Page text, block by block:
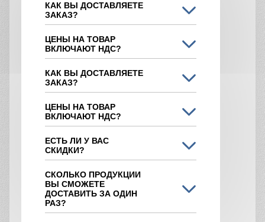
КАК ВЫ ДОСТАВЛЯЕТЕ
ЗАКАЗ?
ЦЕНЫ НА ТОВАР
ВКЛЮЧАЮТ НДС?
КАК ВЫ ДОСТАВЛЯЕТЕ
ЗАКАЗ?
ЦЕНЫ НА ТОВАР
ВКЛЮЧАЮТ НДС?
ЕСТЬ ЛИ У ВАС
СКИДКИ?
СКОЛЬКО ПРОДУКЦИИ
ВЫ СМОЖЕТЕ
ДОСТАВИТЬ ЗА ОДИН
РАЗ?